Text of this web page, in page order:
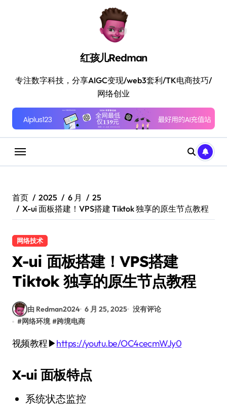
红孩儿Redman
专注数字科技，分享AIGC变现/web3套利/TK电商技巧/
网络创业
首页 2025 6 月
25
X-ui 面板搭建！VPS搭建 Tiktok 独享的原生节点教程
网络技术
X-ui 面板搭建！VPS搭建
Tiktok 独享的原生节点教程
由 Redman2024 6 月 25, 2025 没有评论
#网络环境 #跨境电商
视频教程▶https://youtu.be/OC4cecmWJy0
X-ui 面板特点
系统状态监控